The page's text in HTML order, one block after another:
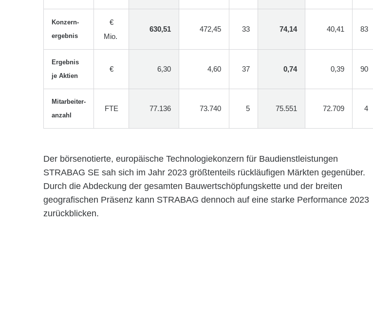
Konzern-
ergebnis
€
Mio.
630,51 472,45 33 74,14 40,41 83
Ergebnis
je Aktien
€ 6,30 4,60 37 0,74 0,39 90
Mitarbeiter-
anzahl
FTE 77.136 73.740 5 75.551 72.709 4
Der börsenotierte, europäische Technologiekonzern für Baudienstleistungen
STRABAG SE sah sich im Jahr 2023 größtenteils rückläufigen Märkten gegenüber.
Durch die Abdeckung der gesamten Bauwertschöpfungskette und der breiten
geografischen Präsenz kann STRABAG dennoch auf eine starke Performance 2023
zurückblicken.